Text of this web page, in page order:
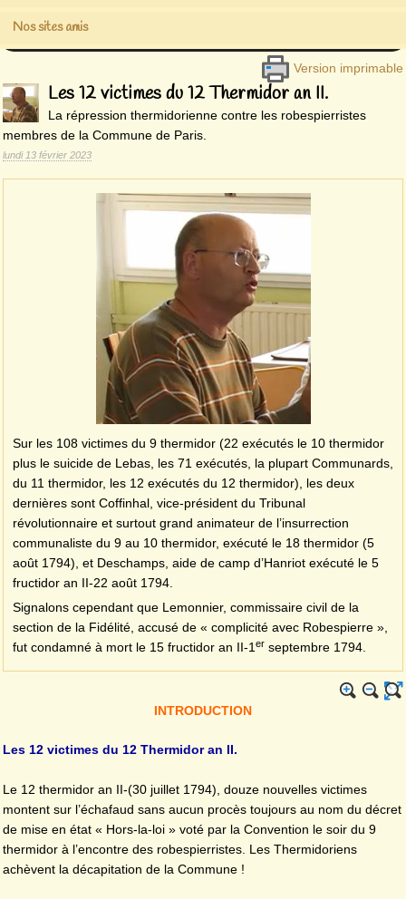
Nos sites amis
Version imprimable
Les 12 victimes du 12 Thermidor an II.
La répression thermidorienne contre les robespierristes
membres de la Commune de Paris.
lundi 13 février 2023
Sur les 108 victimes du 9 thermidor (22 exécutés le 10 thermidor
plus le suicide de Lebas, les 71 exécutés, la plupart Communards,
du 11 thermidor, les 12 exécutés du 12 thermidor), les deux
dernières sont Coffinhal, vice-président du Tribunal
révolutionnaire et surtout grand animateur de l’insurrection
communaliste du 9 au 10 thermidor, exécuté le 18 thermidor (5
août 1794), et Deschamps, aide de camp d’Hanriot exécuté le 5
fructidor an II-22 août 1794.
Signalons cependant que Lemonnier, commissaire civil de la
section de la Fidélité, accusé de « complicité avec Robespierre »,
fut condamné à mort le 15 fructidor an II-1 er septembre 1794.
INTRODUCTION
Les 12 victimes du 12 Thermidor an II.
Le 12 thermidor an II-(30 juillet 1794), douze nouvelles victimes
montent sur l’échafaud sans aucun procès toujours au nom du décret
de mise en état « Hors-la-loi » voté par la Convention le soir du 9
thermidor à l’encontre des robespierristes. Les Thermidoriens
achèvent la décapitation de la Commune !